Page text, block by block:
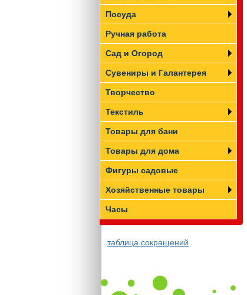
Посуда
Ручная работа
Сад и Огород
Сувениры и Галантерея
Творчество
Текстиль
Товары для бани
Товары для дома
Фигуры садовые
Хозяйственные товары
Часы
таблица сокращений